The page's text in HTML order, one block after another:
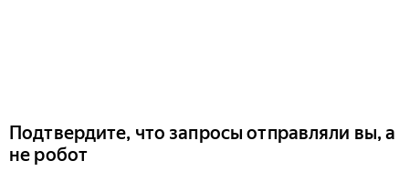
Подтвердите, что запросы отправляли вы, а
не робот